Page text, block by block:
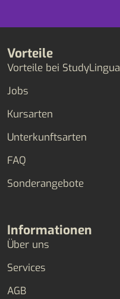
Vorteile
Vorteile bei StudyLingua
Jobs
Kursarten
Unterkunftsarten
FAQ
Sonderangebote
Informationen
Über uns
Services
AGB